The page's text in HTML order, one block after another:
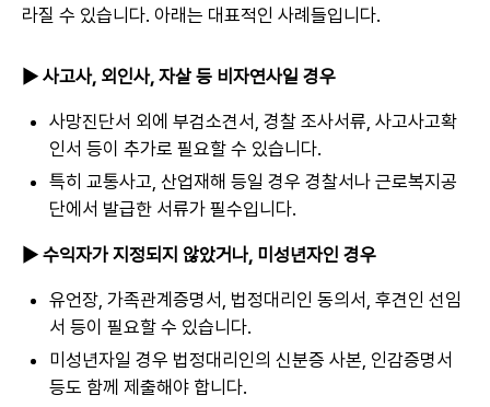
라질 수 있습니다. 아래는 대표적인 사례들입니다.
▶ 사고사, 외인사, 자살 등 비자연사일 경우
사망진단서 외에 부검소견서, 경찰 조사서류, 사고사고확
인서 등이 추가로 필요할 수 있습니다.
특히 교통사고, 산업재해 등일 경우 경찰서나 근로복지공
단에서 발급한 서류가 필수입니다.
▶ 수익자가 지정되지 않았거나, 미성년자인 경우
유언장, 가족관계증명서, 법정대리인 동의서, 후견인 선임
서 등이 필요할 수 있습니다.
미성년자일 경우 법정대리인의 신분증 사본, 인감증명서
등도 함께 제출해야 합니다.